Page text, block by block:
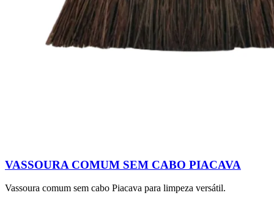
VASSOURA COMUM SEM CABO PIACAVA
Vassoura comum sem cabo Piacava para limpeza versátil.